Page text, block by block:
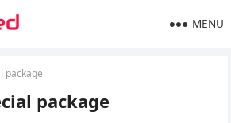
MENU
package
package